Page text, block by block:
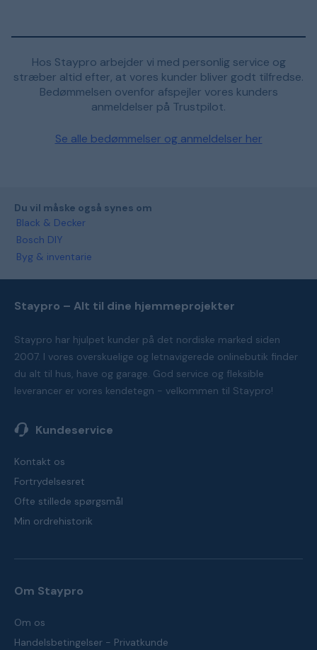
Hos Staypro arbejder vi med personlig service og
stræber altid efter, at vores kunder bliver godt tilfredse.
Bedømmelsen ovenfor afspejler vores kunders
anmeldelser på Trustpilot.
Se alle bedømmelser og anmeldelser her
Du vil måske også synes om
Black & Decker
Bosch DIY
Byg & inventarie
Staypro – Alt til dine hjemmeprojekter
Staypro har hjulpet kunder på det nordiske marked siden
2007. I vores overskuelige og letnavigerede onlinebutik finder
du alt til hus, have og garage. God service og fleksible
leverancer er vores kendetegn - velkommen til Staypro!
Kundeservice
Kontakt os
Fortrydelsesret
Ofte stillede spørgsmål
Min ordrehistorik
Om Staypro
Om os
Handelsbetingelser - Privatkunde